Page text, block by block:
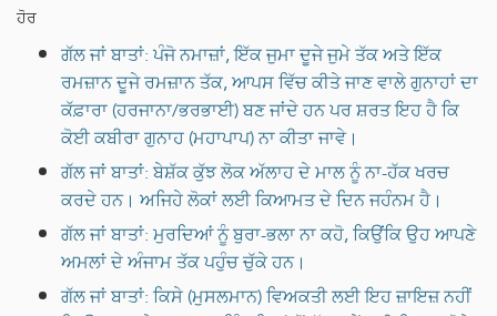
ਹੋਰ
ਗੱਲ ਜਾਂ ਬਾਤਾਂ: ਪੰਜੋ ਨਮਾਜ਼ਾਂ, ਇੱਕ ਜੁਮਾ ਦੂਜੇ ਜੁਮੇ ਤੱਕ ਅਤੇ ਇੱਕ
ਰਮਜ਼ਾਨ ਦੂਜੇ ਰਮਜ਼ਾਨ ਤੱਕ, ਆਪਸ ਵਿੱਚ ਕੀਤੇ ਜਾਣ ਵਾਲੇ ਗੁਨਾਹਾਂ ਦਾ
ਕੱਫ਼ਾਰਾ (ਹਰਜਾਨਾ/ਭਰਭਾਈ) ਬਣ ਜਾਂਦੇ ਹਨ ਪਰ ਸ਼ਰਤ ਇਹ ਹੈ ਕਿ
ਕੋਈ ਕਬੀਰਾ ਗੁਨਾਹ (ਮਹਾਪਾਪ) ਨਾ ਕੀਤਾ ਜਾਵੇ।
ਗੱਲ ਜਾਂ ਬਾਤਾਂ: ਬੇਸ਼ੱਕ ਕੁੱਝ ਲੋਕ ਅੱਲਾਹ ਦੇ ਮਾਲ ਨੂੰ ਨਾ-ਹੱਕ ਖਰਚ
ਕਰਦੇ ਹਨ। ਅਜਿਹੇ ਲੋਕਾਂ ਲਈ ਕਿਆਮਤ ਦੇ ਦਿਨ ਜਹੰਨਮ ਹੈ।
ਗੱਲ ਜਾਂ ਬਾਤਾਂ: ਮੁਰਦਿਆਂ ਨੂੰ ਬੁਰਾ-ਭਲਾ ਨਾ ਕਹੋ, ਕਿਉਂਕਿ ਉਹ ਆਪਣੇ
ਅਮਲਾਂ ਦੇ ਅੰਜਾਮ ਤੱਕ ਪਹੁੰਚ ਚੁੱਕੇ ਹਨ।
ਗੱਲ ਜਾਂ ਬਾਤਾਂ: ਕਿਸੇ (ਮੁਸਲਮਾਨ) ਵਿਅਕਤੀ ਲਈ ਇਹ ਜ਼ਾਇਜ਼ ਨਹੀਂ